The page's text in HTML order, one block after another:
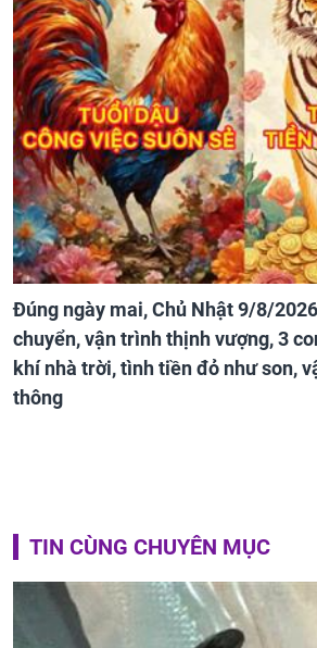
Đúng ngày mai, Chủ Nhật 9/8/
chuyển, vận trình thịnh vượng, 3
khí nhà trời, tình tiền đỏ như son,
thông
TIN CÙNG CHUYÊN MỤC